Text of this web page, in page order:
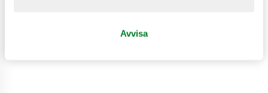
Avvisa
...och det här är bara några exempel. Besök vår